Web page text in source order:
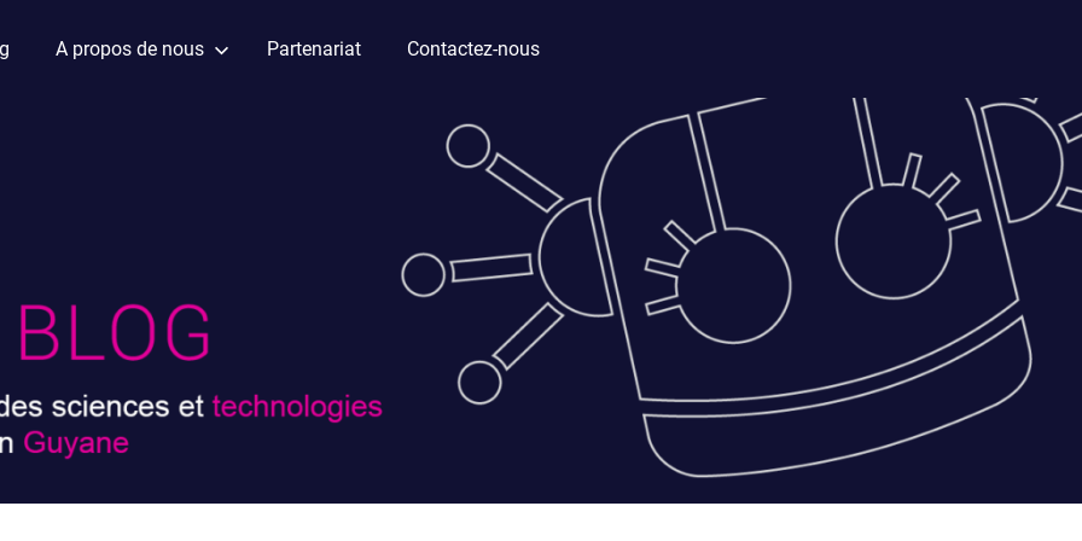
A propos de nous Partenariat Contactez-nous